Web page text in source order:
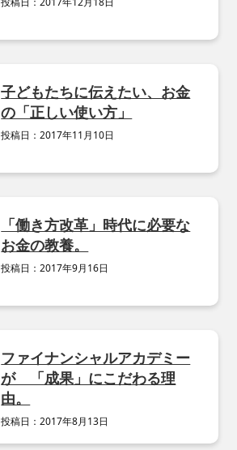
子どもたちに伝えたい、お金
の「正しい使い方」
投稿日：2017年11月10日
「働き方改革」時代に必要な
お金の教養。
投稿日：2017年9月16日
ファイナンシャルアカデミー
が 「成果」にこだわる理
由。
投稿日：2017年8月13日